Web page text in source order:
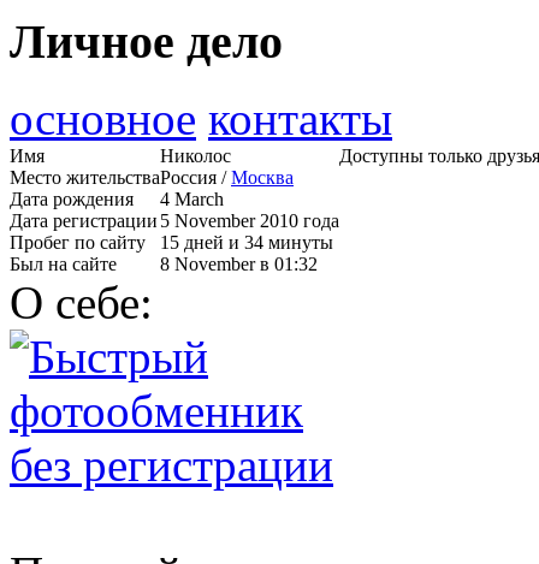
Личное дело
основное контакты
Имя
Николос
Место жительстваРоссия /Москва
Дата рождения
4 March
Дата регистрации 5 November 2010 года
Пробег по сайту
15 дней и 34 минуты
Был на сайте
8 November в 01:32
Доступны только
О себе: